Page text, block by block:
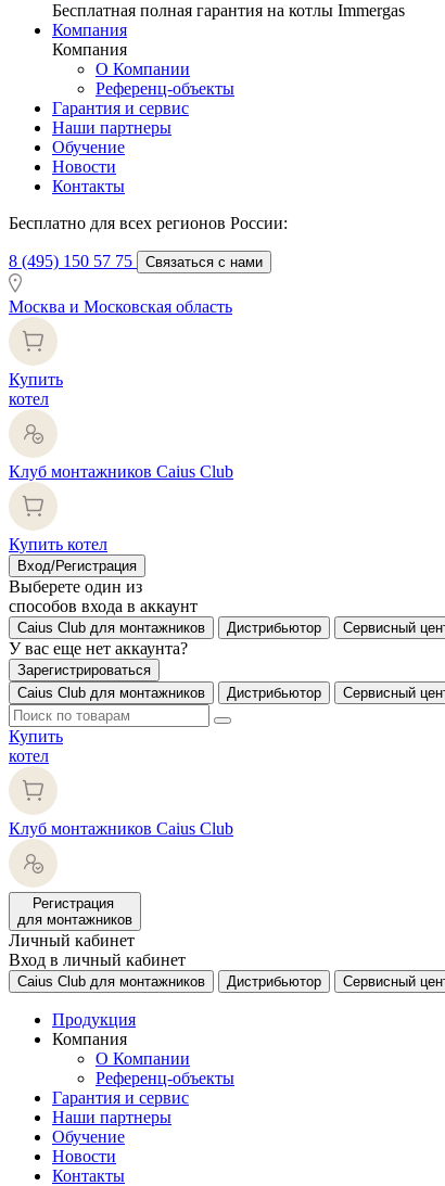
Бесплатная полная гарантия на котлы Immergas
Компания
Компания
О Компании
Референц-объекты
Гарантия и сервис
Наши партнеры
Обучение
Новости
Контакты
Бесплатно для всех регионов России:
8 (495) 150 57 75 Связаться с нами
Москва и Московская область
Купить
котел
Клуб монтажников Caius Club
Купить котел
Вход/Регистрация
Выберете один из
способов входа в аккаунт
Caius Club для монтажников Дистрибьютор Сервисный
У вас еще нет аккаунта?
Зарегистрироваться
Caius Club для монтажников
Дистрибьютор Сервисный
Купить
котел
Клуб монтажников Caius Club
Регистрация
для монтажников
Личный кабинет
Вход в личный кабинет
Caius Club для монтажников Дистрибьютор Сервисный
Продукция
Компания
О Компании
Референц-объекты
Гарантия и сервис
Наши партнеры
Обучение
Новости
Контакты